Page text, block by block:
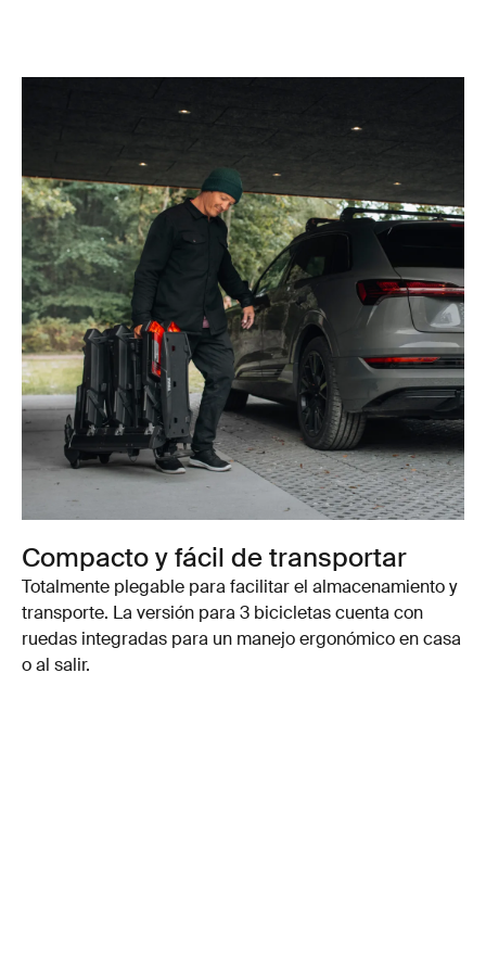
Compacto y fácil de transportar
Totalmente plegable para facilitar el almacenamiento y
transporte. La versión para 3 bicicletas cuenta con
ruedas integradas para un manejo ergonómico en casa
o al salir.